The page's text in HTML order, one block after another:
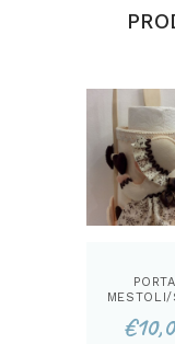
PORTA
MESTOLI/
€